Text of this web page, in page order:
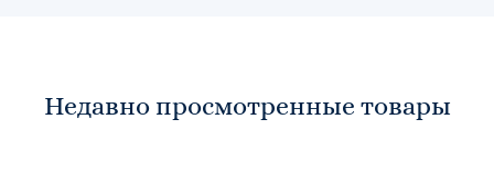
Недавно просмотренные товары